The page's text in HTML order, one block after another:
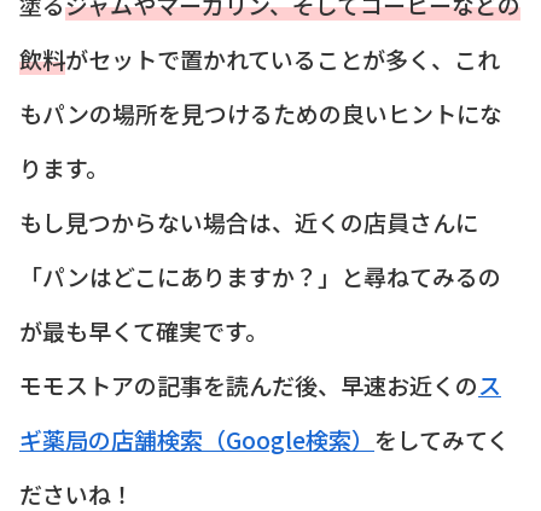
飲料がセットで置かれていることが多く、これ
もパンの場所を見つけるための良いヒントにな
ります。
もし見つからない場合は、近くの店員さんに
「パンはどこにありますか？」と尋ねてみるの
が最も早くて確実です。
モモストアの記事を読んだ後、早速お近くのス
ギ薬局の店舗検索（Google検索） をしてみてく
ださいね！